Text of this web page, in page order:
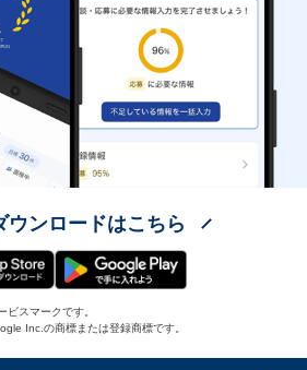
ウンロードはこちら
スマークです。
Inc.の商標または登録商標です。